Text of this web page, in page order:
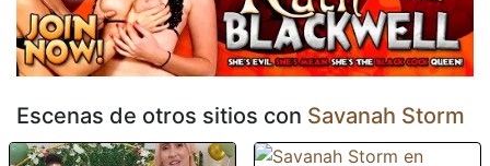
Escenas de otros sitios con Savanah Storm